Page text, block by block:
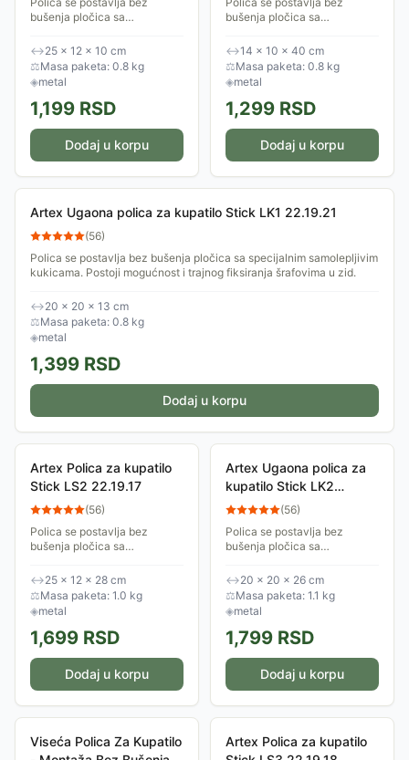
bušenja pločica sa
kukicama. Postoji mogućnost
i trajnog fiksiranja šrafovima u
zid.
↔25 × 12 × 10 cm
⚖Masa paketa: 0.8 kg
◈metal
1,199 RSD
Dodaj u korpu
bušenja pločica sa
kukicama. Postoji mogućnost
i trajnog fiksiranja šrafovima u
zid.
↔14 × 10 × 40 cm
⚖Masa paketa: 0.8 kg
◈metal
1,299 RSD
Dodaj u korpu
Artex Ugaona polica za kupatilo Stick LK1 22.19.21
(56)
Polica se postavlja bez bušenja pločica sa specijalnim samolepljivim
kukicama. Postoji mogućnost i trajnog fiksiranja šrafovima u zid.
↔20 × 20 × 13 cm
⚖Masa paketa: 0.8 kg
◈metal
1,399 RSD
Dodaj u korpu
Artex Polica za kupatilo
Stick LS2 22.19.17
(56)
Polica se postavlja bez
bušenja pločica sa
kukicama. Postoji mogućnost
i trajnog fiksiranja šrafovima u
zid.
↔25 × 12 × 28 cm
⚖Masa paketa: 1.0 kg
◈metal
1,699 RSD
Dodaj u korpu
Artex Ugaona polica za
kupatilo Stick LK2
22.19.22 (56)
Polica se postavlja bez
bušenja pločica sa
kukicama. Postoji mogućnost
i trajnog fiksiranja šrafovima u
zid.
↔20 × 20 × 26 cm
⚖Masa paketa: 1.1 kg
◈metal
1,799 RSD
Dodaj u korpu
Viseća Polica Za Kupatilo
Artex Polica za kupatilo